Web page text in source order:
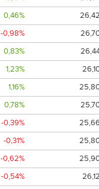
0,46%
-0,98%
0,83%
1,23%
1,16%
0,78%
-0,39%
-0,31%
-0,62%
-0,54%